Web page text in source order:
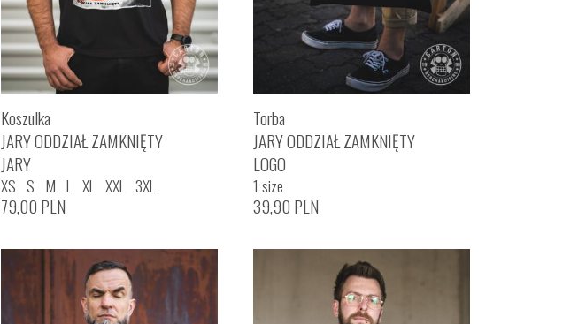
Koszulka
JARY ODDZIAŁ ZAMKNIĘTY
JARY
XS S M L XL XXL 3XL
79,00 PLN
Torba
JARY ODDZIAŁ ZAMKNIĘTY
LOGO
1 size
39,90 PLN